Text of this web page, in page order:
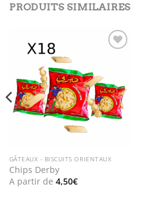
PRODUITS SIMILAIRES
GÂTEAUX - BISCUITS ORIENTAUX
Chips Derby
A partir de 4,50€